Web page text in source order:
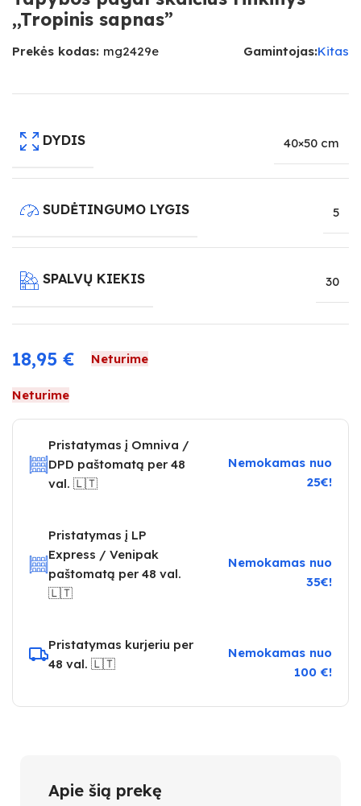
,,Tropinis sapnas”
Prekės kodas: mg2429e Gamintojas:Kitas
DYDIS 40×50 cm
SUDĖTINGUMO LYGIS 5
SPALVŲ KIEKIS 30
18,95 € Neturime
Neturime
Pristatymas į Omniva /
DPD paštomatą per 48
val. 🇱🇹
Nemokamas nuo
25€!
Pristatymas į LP
Express / Venipak
paštomatą per 48 val.
🇱🇹
Nemokamas nuo
35€!
Pristatymas kurjeriu per
48 val. 🇱🇹
Nemokamas nuo
100 €!
Apie šią prekę